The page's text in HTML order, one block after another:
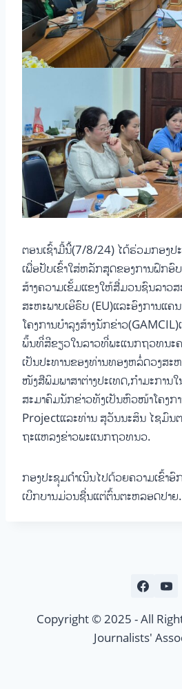
ຕອນເຊົ້າມື້ນີ້(7/8/24) ໄດ້ຮ່ວມກອງປ
ເພື່ອປັບເຂົ້າໃສ່ຫລັກສູດຂອງການຝຶກອົ
ສ້າງຄວາມເຂັ້ມແຂງໃຫ້ສື່ມວນຊົນລາ
ສະຫະພາບເອີຣົບ (EU)ແລະອົງການແຄ
ໂຄງການບໍາລຸງສ້າງນັກຂ່າວ
ພ່ິ້ນທີ່ສີຂຽວໃນລາວທີ່ພະແນກຖວທນະ
ເປັນປະທານຂອງທ່ານທອງຫລໍ່ດວງສະ
ໜັງສືພິມພາສາຕ່າງປະເທດ,ກຳມະການ
ສະມາຄົມນັກຂ່າວທັງເປັນຫົວໜ້າໂຄງກ
Projectແລະທ່ານ ສຸວັນນະສິນ ໄຊມົ
ຖະແຫລງຂ່າວພະແນກຖວທນວ.
ກອງປະຊຸມດຳເນີນໄປດ້ວຍຄວາມເຂົ້າອົ
ເບີກບານມ່ວນຊື່ນແຕ່ຕົ້ນຕະຫລອດປາຍ.
Copyright © 2025 - All
Journalists'